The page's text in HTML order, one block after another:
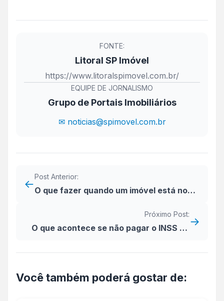
FONTE:
Litoral SP Imóvel
https://www.litoralspimovel.com.br/
EQUIPE DE JORNALISMO
Grupo de Portais Imobiliários
✉ noticias@spimovel.com.br
←
Post Anterior:
O que fazer quando um imóvel está no
Próximo Post:
O que acontece se não pagar o INSS da →
Você também poderá gostar de: